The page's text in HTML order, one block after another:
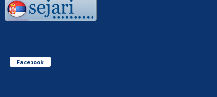
Facebook